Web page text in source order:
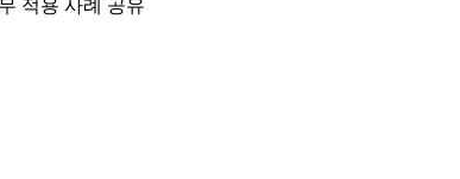
적용 사례 공유